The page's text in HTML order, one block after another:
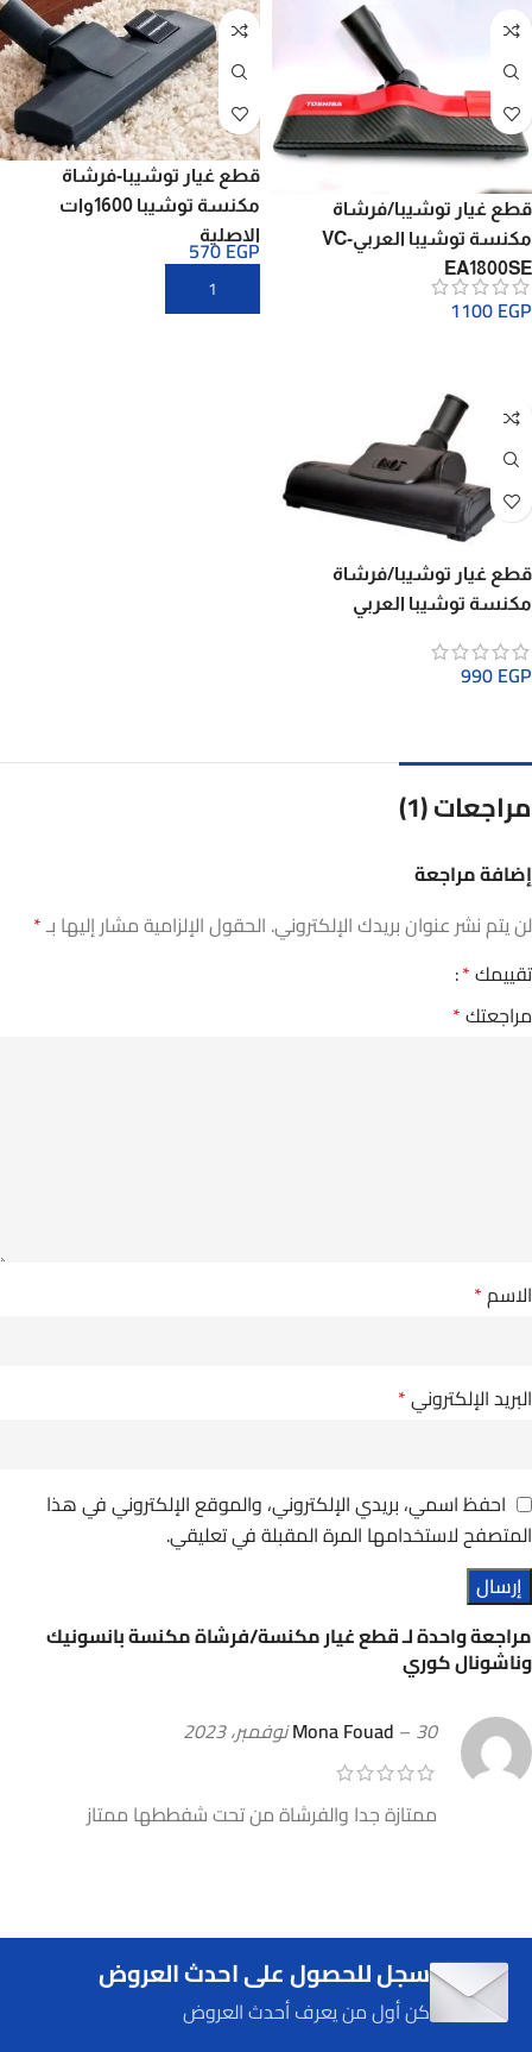
قطع غيار توشيبا/فرشاة
مكنسة توشيبا العربيVC-
EA1800SE
1100EGP
قطع غيار توشيبا-فرشاة
مكنسة توشيبا 1600وات
الاصلية
570EGP
قطع غيار توشيبا/فرشاة
مكنسة توشيبا العربي
990EGP
مراجعات (1)
مراجعة واحدة لـقطع غيار مكنسة/فرشاة مكنسة بانسونيك
وناشونال كوري
Mona Fouad – 30 نوفمبر، 2023
ممتازة جدا والفرشاة من تحت شفططها ممتاز
إضافة مراجعة
لن يتم نشر عنوان بريدك الإلكتروني. الحقول الإلزامية مشار إليها بـ*
تقييمك*
مراجعتك*
الاسم*
البريد الإلكتروني*
احفظ اسمي، بريدي الإلكتروني، والموقع الإلكتروني في هذا
المتصفح لاستخدامها المرة المقبلة في تعليقي.
سجل للحصول على احدث العروض
كن أول من يعرف أحدث العروض